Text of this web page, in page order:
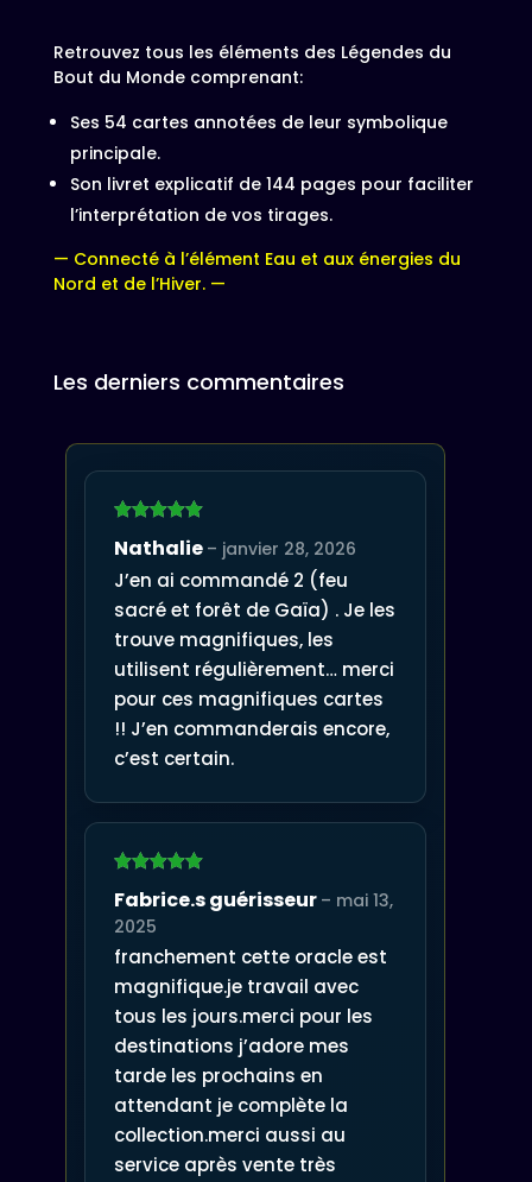
Retrouvez tous les éléments des Légendes du
Bout du Monde comprenant:
Ses 54 cartes annotées de leur symbolique
principale.
Son livret explicatif de 144 pages pour faciliter
l’interprétation de vos tirages.
— Connecté à l’élément Eau et aux énergies du
Nord et de l’Hiver. —
Les derniers commentaires
5
Nathalie – janvier 28, 2026
J’en ai commandé 2 (feu
sacré et forêt de Gaïa) . Je les
trouve magnifiques, les
utilisent régulièrement… merci
pour ces magnifiques cartes
!! J’en commanderais encore,
c’est certain.
5
Fabrice.s guérisseur – mai 13,
2025
franchement cette oracle est
magnifique.je travail avec
tous les jours.merci pour les
destinations j’adore mes
tarde les prochains en
attendant je complète la
collection.merci aussi au
service après vente très